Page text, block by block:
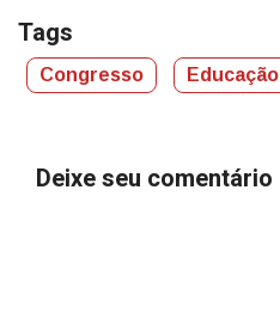
Tags
Congresso Educação
Deixe seu comentário